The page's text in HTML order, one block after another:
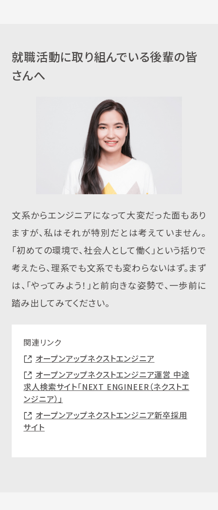
就職活動に取り組んでいる後輩の皆
さんへ
文系からエンジニアになって大変だった面もあり
ますが、私はそれが特別だとは考えていません。
「初めての環境で、社会人として働く」という括りで
考えたら、理系でも文系でも変わらないはず。まず
は、「やってみよう！」と前向きな姿勢で、一歩前に
踏み出してみてください。
関連リンク
オープンアップネクストエンジニア
オープンアップネクストエンジニア運営 中途
求人検索サイト「NEXT ENGINEER（ネクストエ
ンジニア）」
オープンアップネクストエンジニア新卒採用
サイト